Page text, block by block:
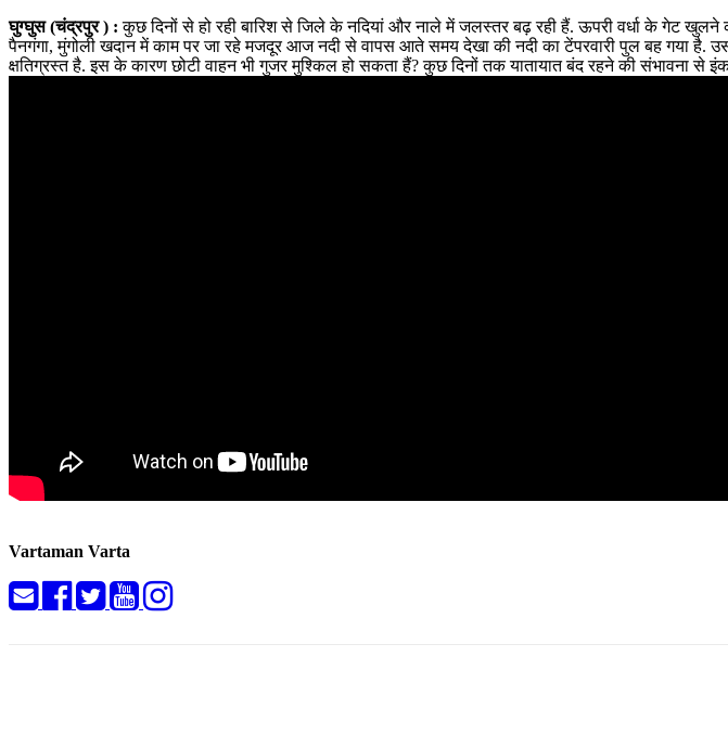
घुग्घुस (चंद्रपुर ) : कुछ दिनों से हो रही बारिश से जिले के नदियां और नाले में जलस्तर बढ़ रही हैं. ऊपरी वर्धा के गेट खुलने
पैनगंगा, मुंगोली खदान में काम पर जा रहे मजदूर आज नदी से वापस आते समय देखा की नदी का टेंपरवारी पुल बह गया है.
क्षतिग्रस्त है. इस के कारण छोटी वाहन भी गुजर मुश्किल हो सकता हैं? कुछ दिनों तक यातायात बंद रहने की संभावना से
Vartaman Varta